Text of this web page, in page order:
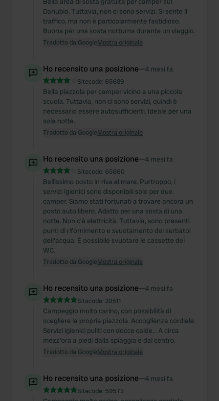
Danubio. Tuttavia, non ci sono servizi. Si sente il
traffico, ma non è particolarmente fastidioso.
Buona per una sosta notturna durante un viaggio.
Tradotto da GoogleMostra originale
Ho recensito una posizione—4 mesi fa
Sitecode: 65689
Bella piazzola per camper vicino a una piccola
scuola. Tuttavia, non ci sono servizi, quindi è
necessario essere autosufficienti. Ideale per una
sola notte.
Tradotto da GoogleMostra originale
Ho recensito una posizione—4 mesi fa
Sitecode: 65660
Bellissimo posto in riva al mare. Purtroppo, i
servizi igienici sono disponibili solo per due
camper. Siamo stati fortunati a trovare ancora un
posto auto libero. Adatto per una sosta di una
notte. Non c'è elettricità. Tuttavia, sono presenti
punti di rifornimento e svuotamento dei serbatoi
dell'acqua. È possibile svuotare le cassette dei
WC.
Tradotto da GoogleMostra originale
Ho recensito una posizione—4 mesi fa
Sitecode: 20511
Campeggio molto carino, con possibilità di
scegliere la propria piazzola. Accoglienza cordiale.
Servizi igienici puliti con docce calde... A circa
mezz'ora a piedi dalla spiaggia e dal centro.
Tradotto da GoogleMostra originale
Ho recensito una posizione—4 mesi fa
Sitecode: 59572